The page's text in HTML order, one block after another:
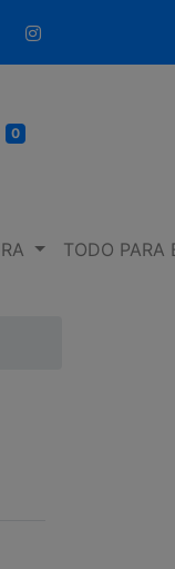
Instagram
CARRITO
0
TODO PARA